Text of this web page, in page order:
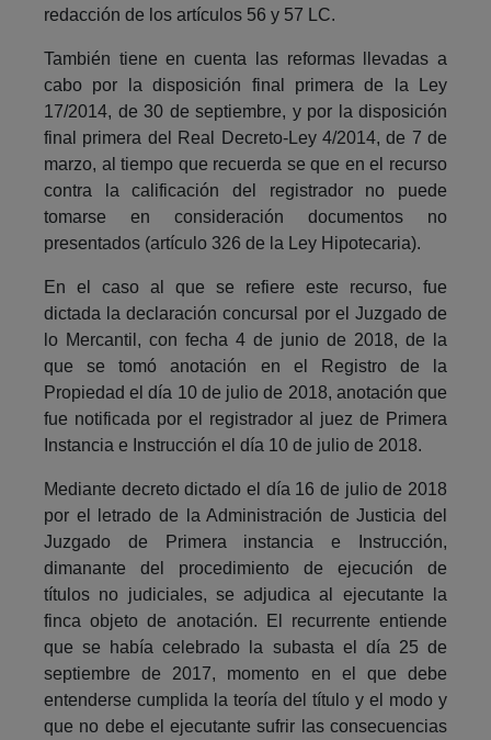
redacción de los artículos 56 y 57 LC.
También tiene en cuenta las reformas llevadas a
cabo por la disposición final primera de la Ley
17/2014, de 30 de septiembre, y por la disposición
final primera del Real Decreto-Ley 4/2014, de 7 de
marzo, al tiempo que recuerda se que en el recurso
contra la calificación del registrador no puede
tomarse en consideración documentos no
presentados (artículo 326 de la Ley Hipotecaria).
En el caso al que se refiere este recurso, fue
dictada la declaración concursal por el Juzgado de
lo Mercantil, con fecha 4 de junio de 2018, de la
que se tomó anotación en el Registro de la
Propiedad el día 10 de julio de 2018, anotación que
fue notificada por el registrador al juez de Primera
Instancia e Instrucción el día 10 de julio de 2018.
Mediante decreto dictado el día 16 de julio de 2018
por el letrado de la Administración de Justicia del
Juzgado de Primera instancia e Instrucción,
dimanante del procedimiento de ejecución de
títulos no judiciales, se adjudica al ejecutante la
finca objeto de anotación. El recurrente entiende
que se había celebrado la subasta el día 25 de
septiembre de 2017, momento en el que debe
entenderse cumplida la teoría del título y el modo y
que no debe el ejecutante sufrir las consecuencias